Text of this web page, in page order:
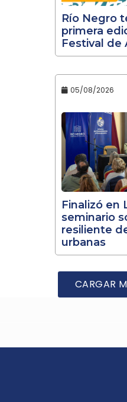
Río Negro
primera
Festival de
05/08/2026
Finalizó en
seminario
resiliente
urbanas
CARGAR